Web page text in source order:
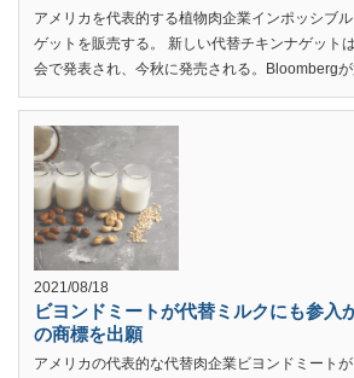
アメリカを代表的する植物肉企業インポッシブ
ゲットを販売する。 新しい代替チキンナゲット
会で発表され、今秋に発売される。Bloombergが
2021/08/18
ビヨンドミートが代替ミルクにも参入
の商標を出願
アメリカの代表的な代替肉企業ビヨンドミート